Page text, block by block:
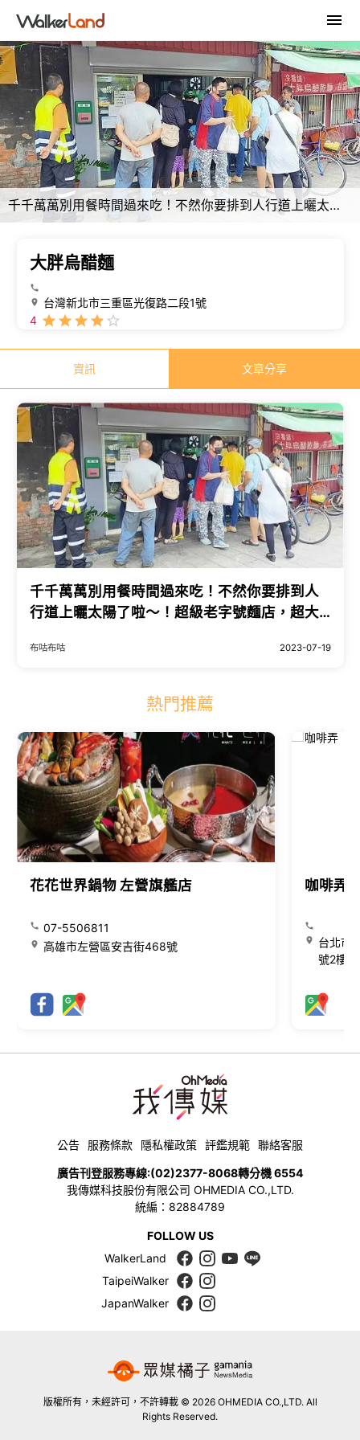
千千萬萬別用餐時間過來吃！不然你要排到人行道上曬太陽了啦～！超級老字號麵店，超大份量，味道更是不馬虎
大胖烏醋麵
台灣新北市三重區光復路二段1號
4
資訊 文章分享
千千萬萬別用餐時間過來吃！不然你要排到人
行道上曬太陽了啦～！超級老字號麵店，超大
布咕布咕 2023-07-19
熱門推薦
花花世界鍋物 左營旗艦店
07-5506811
高雄市左營區安吉街468號
咖啡弄
台北市
號2樓
公告 服務條款 隱私權政策 評鑑規範 聯絡客服
廣告刊登服務專線:(02)2377-8068轉分機 6554
我傳媒科技股份有限公司 OHMEDIA CO.,LTD.
統編：82884789
FOLLOW US
WalkerLand
TaipeiWalker
JapanWalker
版權所有，未經許可，不許轉載 © 2026 OHMEDIA CO.,LTD. All
Rights Reserved.